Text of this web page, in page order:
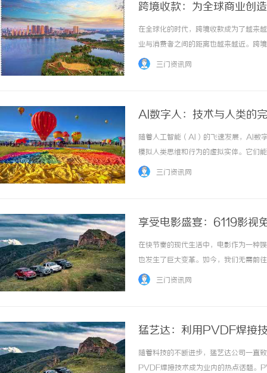
跨境收款：为全球商业创
在全球化的时代，跨境收款成为了越来
业与消费者之间的距离也越来越近。跨
首先，跨境收款为企业创造了便利。传
三门资讯网
AI数字人：技术与人类的
随着人工智能（AI）的飞速发展，AI数
模拟人类思维和行为的虚拟实体。它们
AI数字人不仅具备强大的计算和数据处
三门资讯网
享受电影盛宴：6119影视
在快节奏的现代生活中，电影作为一种
也发生了巨大变革。如今，我们无需前
台，为影迷们提供了免费观看大片的绝
三门资讯网
猛艺达：利用PVDF焊接
随着科技的不断进步，猛艺达公司一直
PVDF焊接技术成为业内的热点话题。
武汉配眼镜 上海配眼镜 激光焊